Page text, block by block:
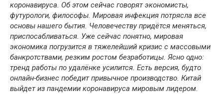
коронавируса. Об этом сейчас говорят экономисты,
футурологи, философы. Мировая инфекция потрясла все
основы нашего бытия. Человечеству придётся меняться,
приспосабливаться. Уже сейчас понятно, мировая
экономика погрузится в тяжелейший кризис с массовыми
банкротствами, резким ростом безработицы. Ясно одно:
тренд работы по удалёнке усилится. Есть версия, будто
онлайн-бизнес победит привычное производство. Китай
выйдет из пандемии коронавируса мировым лидером.